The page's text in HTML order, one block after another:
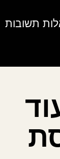
תשובות